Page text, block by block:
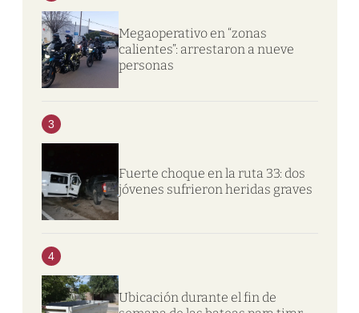
Megaoperativo en “zonas
calientes”: arrestaron a nueve
personas
3
Fuerte choque en la ruta 33: dos
jóvenes sufrieron heridas graves
4
Ubicación durante el fin de